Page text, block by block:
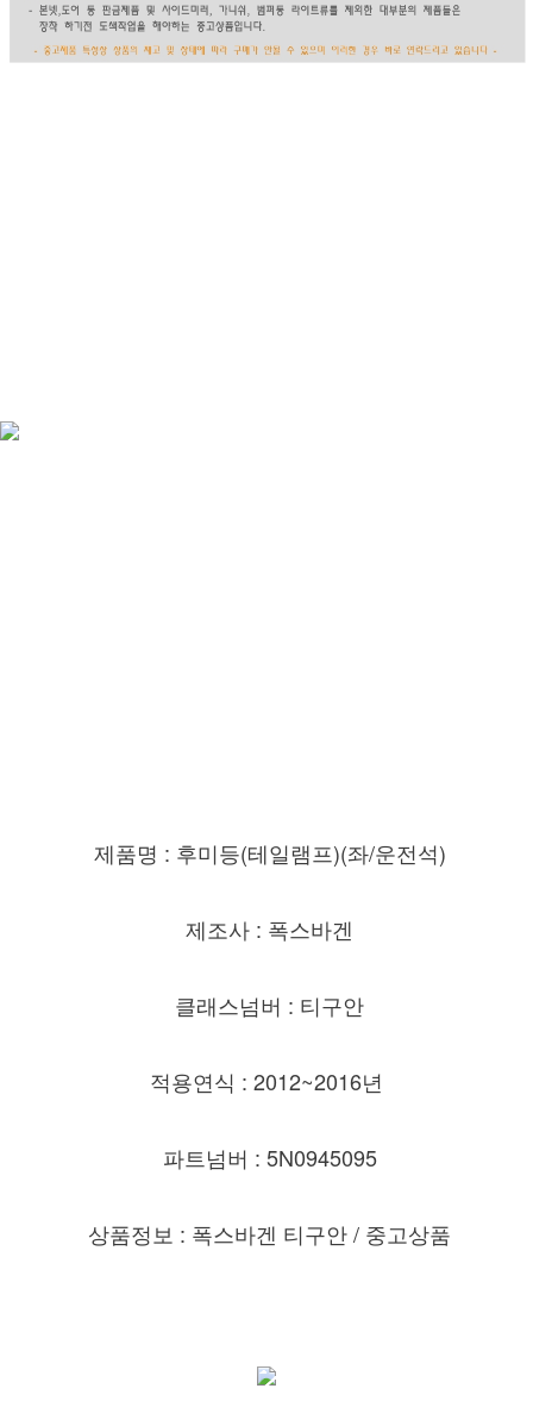
제품명 : 후미등(테일램프)(좌/운전석)
제조사 : 폭스바겐
클래스넘버 : 티구안
적용연식 : 2012~2016년
파트넘버 : 5N0945095
상품정보 : 폭스바겐 티구안 / 중고상품